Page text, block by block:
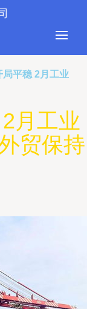
局平稳 2月工业
月工业
贸保持